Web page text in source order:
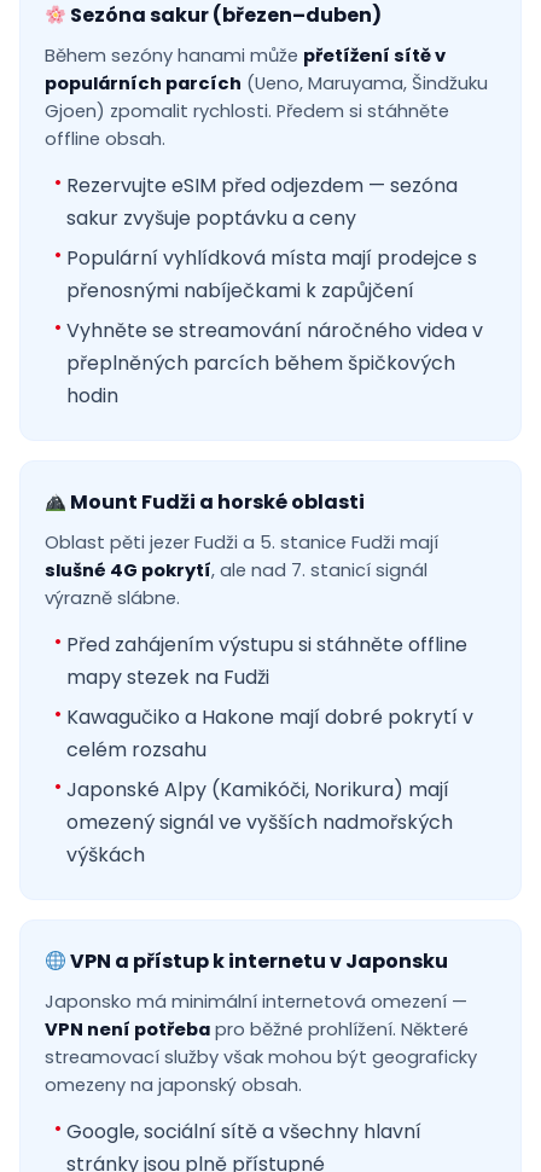
Sezóna sakur (březen–duben)
Během sezóny hanami může přetížení sítě v
populárních parcích (Ueno, Maruyama, Šindžuku
Gjoen) zpomalit rychlosti. Předem si stáhněte
offline obsah.
Rezervujte eSIM před odjezdem — sezóna
sakur zvyšuje poptávku a ceny
Populární vyhlídková místa mají prodejce s
přenosnými nabíječkami k zapůjčení
Vyhněte se streamování náročného videa v
přeplněných parcích během špičkových
hodin
Mount Fudži a horské oblasti
Oblast pěti jezer Fudži a 5. stanice Fudži mají
slušné 4G pokrytí, ale nad 7. stanicí signál
výrazně slábne.
Před zahájením výstupu si stáhněte offline
mapy stezek na Fudži
Kawagučiko a Hakone mají dobré pokrytí v
celém rozsahu
Japonské Alpy (Kamikóči, Norikura) mají
omezený signál ve vyšších nadmořských
výškách
VPN a přístup k internetu v Japonsku
Japonsko má minimální internetová omezení —
VPN není potřeba pro běžné prohlížení. Některé
streamovací služby však mohou být geograficky
omezeny na japonský obsah.
Google, sociální sítě a všechny hlavní
stránky jsou plně přístupné